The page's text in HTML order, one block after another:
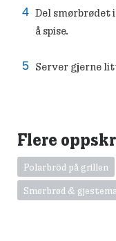
Del smørbrødet
å spise.
Server gjerne
Flere
Polarbröd på grillen
Smørbrød &